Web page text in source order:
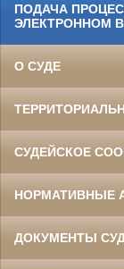
ПОДАЧА
ЭЛЕКТРОННОМ
О СУДЕ
СУДЕЙСКОЕ
НОРМАТИВНЫЕ
ДОКУМЕНТЫ